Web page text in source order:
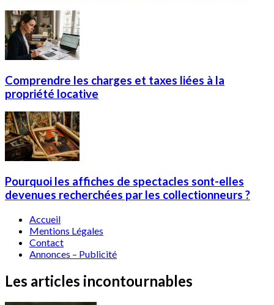
Comprendre les charges et taxes liées à la
propriété locative
Pourquoi les affiches de spectacles sont-elles
devenues recherchées par les collectionneurs ?
Accueil
Mentions Légales
Contact
Annonces – Publicité
Les articles incontournables